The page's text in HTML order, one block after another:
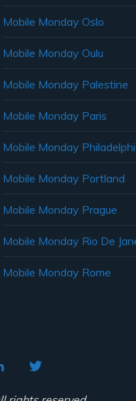
Mobile Monday Oslo
Mobile Monday Oulu
Mobile Monday Palestine
Mobile Monday Paris
Mobile Monday
Mobile Monday Portland
Mobile Monday Prague
Mobile Monday Rio De
Mobile Monday Rome